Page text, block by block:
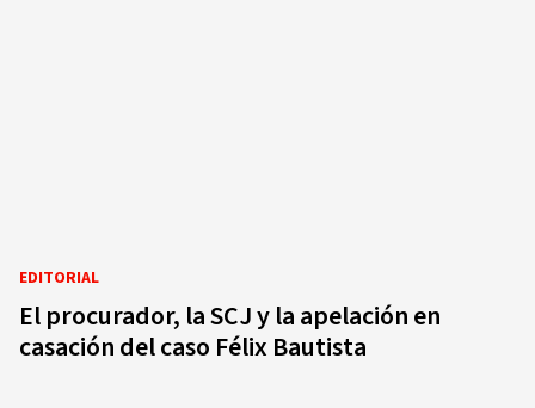
EDITORIAL
El procurador, la SCJ y la apelación en
casación del caso Félix Bautista